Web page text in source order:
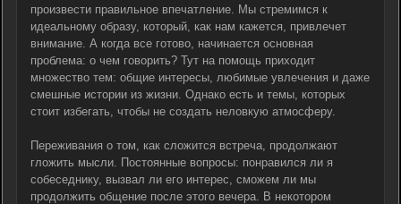
произвести правильное впечатление. Мы стремимся к
идеальному образу, который, как нам кажется, привлечет
внимание. А когда все готово, начинается основная
проблема: о чем говорить? Тут на помощь приходит
множество тем: общие интересы, любимые увлечения и даже
смешные истории из жизни. Однако есть и темы, которых
стоит избегать, чтобы не создать неловкую атмосферу.
Переживания о том, как сложится встреча, продолжают
гложить мысли. Постоянные вопросы: понравился ли я
собеседнику, вызвал ли его интерес, сможем ли мы
продолжить общение после этого вечера. В некотором